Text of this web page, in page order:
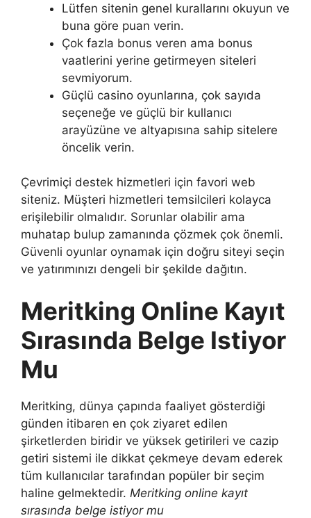
Lütfen sitenin genel kurallarını okuyun ve
buna göre puan verin.
Çok fazla bonus veren ama bonus
vaatlerini yerine getirmeyen siteleri
sevmiyorum.
Güçlü casino oyunlarına, çok sayıda
seçeneğe ve güçlü bir kullanıcı
arayüzüne ve altyapısına sahip sitelere
öncelik verin.
Çevrimiçi destek hizmetleri için favori web
siteniz. Müşteri hizmetleri temsilcileri kolayca
erişilebilir olmalıdır. Sorunlar olabilir ama
muhatap bulup zamanında çözmek çok önemli.
Güvenli oyunlar oynamak için doğru siteyi seçin
ve yatırımınızı dengeli bir şekilde dağıtın.
Meritking Online Kayıt
Sırasında Belge Istiyor
Mu
Meritking, dünya çapında faaliyet gösterdiği
günden itibaren en çok ziyaret edilen
şirketlerden biridir ve yüksek getirileri ve cazip
getiri sistemi ile dikkat çekmeye devam ederek
tüm kullanıcılar tarafından popüler bir seçim
haline gelmektedir. Meritking online kayıt
sırasında belge istiyor mu